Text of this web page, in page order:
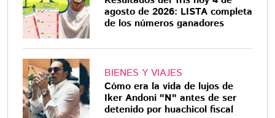
agosto de 2026: LISTA completa
de los números ganadores
BIENES Y VIAJES
Cómo era la vida de lujos de
Iker Andoni "N" antes de ser
detenido por huachicol fiscal